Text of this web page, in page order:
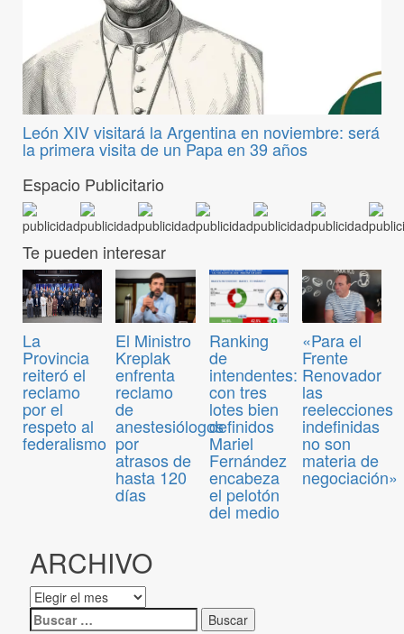
León XIV visitará la Argentina en noviembre: será
la primera visita de un Papa en 39 años
Espacio Publicitario
Te pueden interesar
La
Provincia
reiteró el
reclamo
por el
respeto al
federalismo
El Ministro
Kreplak
enfrenta
reclamo
de
anestesiólogos
por
atrasos de
hasta 120
días
Ranking
de
intendentes:
con tres
lotes bien
definidos
Mariel
Fernández
encabeza
el pelotón
del medio
«Para el
Frente
Renovador
las
reelecciones
indefinidas
no son
materia de
negociación»
ARCHIVO